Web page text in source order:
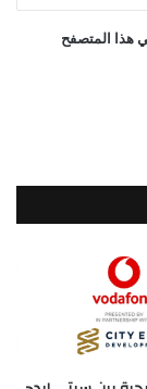
هذا المتصفح